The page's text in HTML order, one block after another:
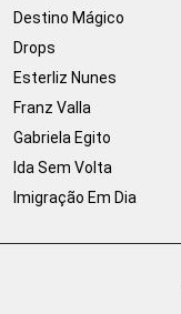
Destino Mágico
Drops
Esterliz Nunes
Franz Valla
Gabriela Egito
Ida Sem Volta
Imigração Em Dia